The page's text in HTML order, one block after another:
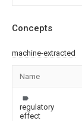
Concepts
machine-extracted
Name
regulatory
effect